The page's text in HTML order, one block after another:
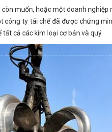
muốn, hoặc một doanh
công ty tái chế đã được chứng
cả các kim loại cơ bản và quý.